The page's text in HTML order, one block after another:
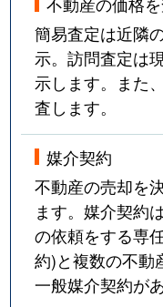
簡易査定は近隣
示。訪問査定は
示します。また
査します。
媒介契約
不動産の売却を
ます。媒介契約
の依頼をする専
約)と複数の不動
一般媒介契約が